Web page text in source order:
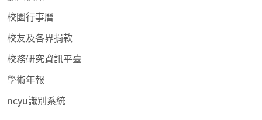
校園行事曆
校友及各界捐款
校務研究資訊平臺
學術年報
ncyu識別系統